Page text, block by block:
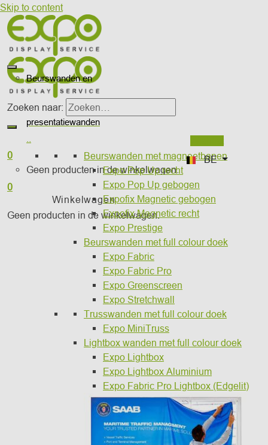
Skip to content
Zoeken naar:
0
Geen producten in de winkelwagen.
BE
0
Winkelwagen
Geen producten in de winkelwagen.
Beurswanden en
presentatiewanden
Beurswanden met magneetbanen
Expo Pop Up recht
Expo Pop Up gebogen
Expofix Magnetic gebogen
Expofix Magnetic recht
Expo Prestige
Beurswanden met full colour doek
Expo Fabric
Expo Fabric Pro
Expo Greenscreen
Expo Stretchwall
Trusswanden met full colour doek
Expo MiniTruss
Lightbox wanden met full colour doek
Expo Lightbox
Expo Lightbox Aluminium
Expo Fabric Pro Lightbox (Edgelit)